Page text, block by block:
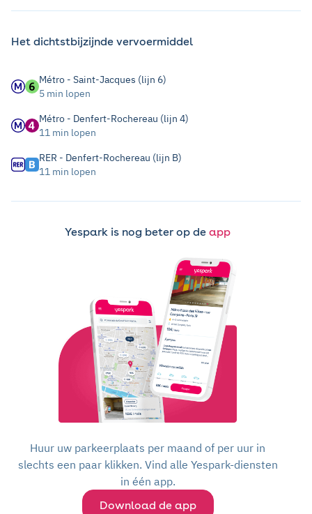
Het dichtstbijzijnde vervoermiddel
Métro - Saint-Jacques (lijn 6)
5 min lopen
Métro - Denfert-Rochereau (lijn 4)
11 min lopen
RER - Denfert-Rochereau (lijn B)
11 min lopen
Yespark is nog beter op de app
Huur uw parkeerplaats per maand of per uur in
slechts een paar klikken. Vind alle Yespark-diensten
in één app.
Download de app